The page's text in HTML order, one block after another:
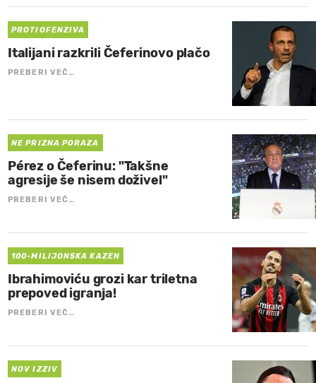
PROTIOFENZIVA
Italijani razkrili Čeferinovo plačo
PREBERI VEČ…
NE PRIZNA PORAZA
Pérez o Čeferinu: "Takšne
agresije še nisem doživel"
PREBERI VEČ…
100-MILIJONSKA KAZEN
Ibrahimoviću grozi kar triletna
prepoved igranja!
PREBERI VEČ…
NOV IZZIV